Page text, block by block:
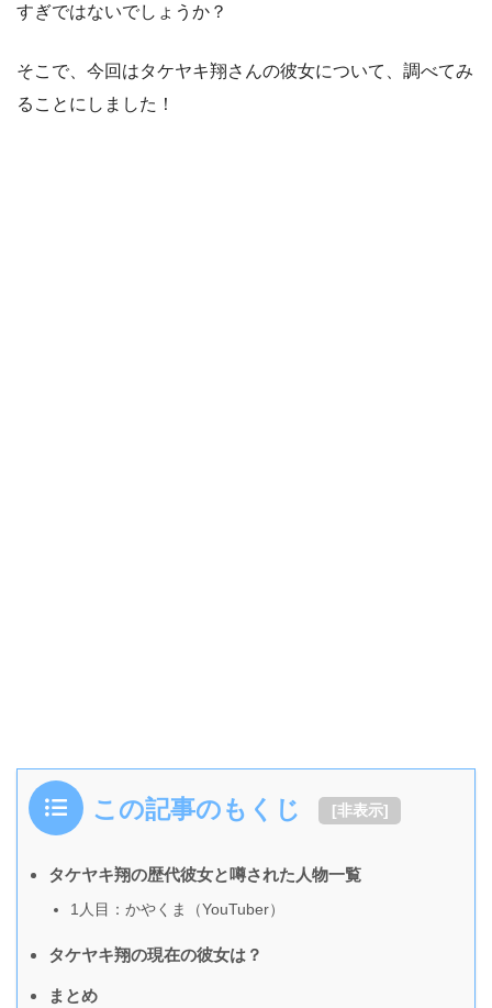
すぎではないでしょうか？
そこで、今回はタケヤキ翔さんの彼女について、調べてみ
ることにしました！
この記事のもくじ [非表示]
タケヤキ翔の歴代彼女と噂された人物一覧
1人目：かやくま（YouTuber）
タケヤキ翔の現在の彼女は？
まとめ